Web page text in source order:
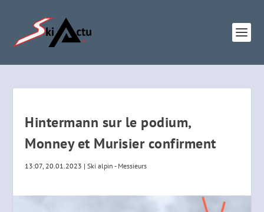
Hintermann sur le podium,
Monney et Murisier confirment
13:07, 20.01.2023 |Ski alpin - Messieurs